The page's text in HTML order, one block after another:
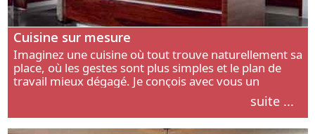
Cuisine sur mesure
Imaginez une cuisine où tout trouve naturellement sa
place, où les gestes sont plus simples et le plan de
travail mieux dégagé. Je conçois avec vous un
aménagement adapté à votre manière de cuisiner, de
suite ...